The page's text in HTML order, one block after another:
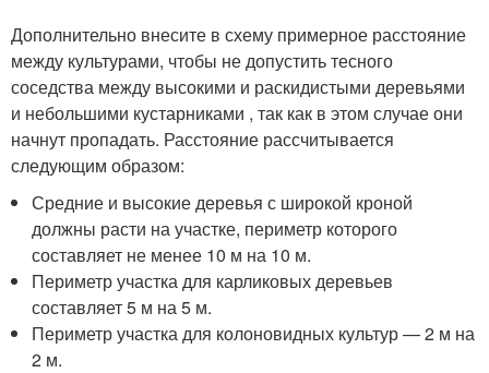
Дополнительно внесите в схему примерное расстояние
между культурами, чтобы не допустить тесного
соседства между высокими и раскидистыми деревьями
и небольшими кустарниками , так как в этом случае они
начнут пропадать. Расстояние рассчитывается
следующим образом:
Средние и высокие деревья с широкой кроной
должны расти на участке, периметр которого
составляет не менее 10 м на 10 м.
Периметр участка для карликовых деревьев
составляет 5 м на 5 м.
Периметр участка для колоновидных культур — 2 м на
2 м.